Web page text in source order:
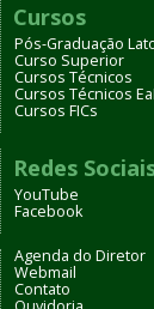
Cursos
Pós-Graduação
Curso Superior
Cursos Técnicos
Cursos Técnicos
Cursos FICs
Redes
YouTube
Facebook
Agenda do Diretor
Webmail
Contato